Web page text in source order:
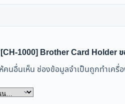
1000] Brother Card Holder
คนอื่นเห็น ช่องข้อมูลจำเป็นถูกทำเครื่